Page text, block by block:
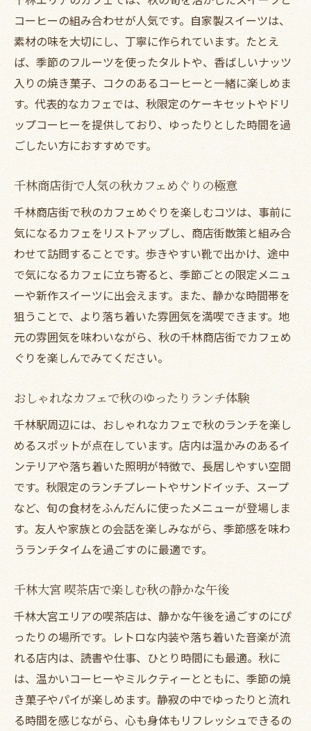
ー
おしゃれな千林カフェで秋の時間を過ごす
千林駅前カフェで秋のひとときに最適な空
間
地元で人気の千林カフェ秋のおすすめポイ
方
千林商店街ランチと秋カフェ巡りのすすめ
コーヒーの組み合わせが人気です。自家製スイーツは、
素材の味を大切にし、丁寧に作られています。たとえ
ば、季節のフルーツを使ったタルトや、香ばしいナッツ
入りの焼き菓子、コクのあるコーヒーと一緒に楽しめま
す。代表的なカフェでは、秋限定のケーキセットやドリ
ップコーヒーを提供しており、ゆったりとした時間を過
ごしたい方におすすめです。
千林商店街で人気の秋カフェめぐりの極意
千林商店街で秋のカフェめぐりを楽しむコツは、事前に
気になるカフェをリストアップし、商店街散策と組み合
わせて訪問することです。歩きやすい靴で出かけ、途中
で気になるカフェに立ち寄ると、季節ごとの限定メニュ
ーや新作スイーツに出会えます。また、静かな時間帯を
狙うことで、より落ち着いた雰囲気を満喫できます。地
元の雰囲気を味わいながら、秋の千林商店街でカフェめ
ぐりを楽しんでみてください。
おしゃれなカフェで秋のゆったりランチ体験
千林駅周辺には、おしゃれなカフェで秋のランチを楽し
めるスポットが点在しています。店内は温かみのあるイ
ンテリアや落ち着いた照明が特徴で、長居しやすい空間
です。秋限定のランチプレートやサンドイッチ、スープ
など、旬の食材をふんだんに使ったメニューが登場しま
す。友人や家族との会話を楽しみながら、季節感を味わ
うランチタイムを過ごすのに最適です。
千林大宮 喫茶店で楽しむ秋の静かな午後
千林大宮エリアの喫茶店は、静かな午後を過ごすのにぴ
ったりの場所です。レトロな内装や落ち着いた音楽が流
れる店内は、読書や仕事、ひとり時間にも最適。秋に
は、温かいコーヒーやミルクティーとともに、季節の焼
き菓子やパイが楽しめます。静寂の中でゆったりと流れ
る時間を感じながら、心も身体もリフレッシュできるの